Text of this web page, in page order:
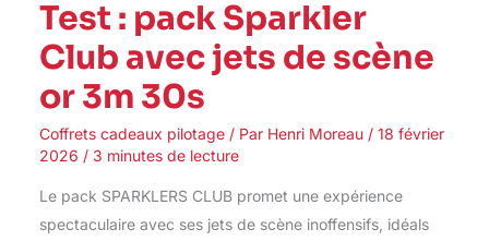
Test : pack Sparkler
Club avec jets de scène
or 3m 30s
Coffrets cadeaux pilotage/ Par Henri Moreau / 18 février
2026 / 3 minutes de lecture
Le pack SPARKLERS CLUB promet une expérience
spectaculaire avec ses jets de scène inoffensifs, idéals